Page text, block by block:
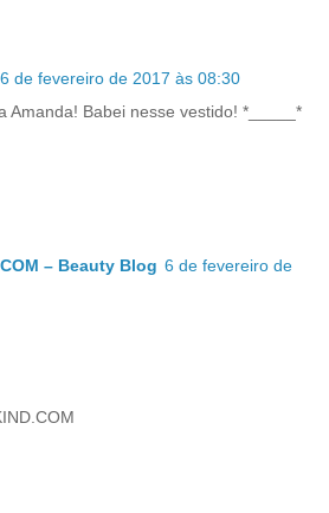
6 de fevereiro de 2017 às 08:30
Amanda! Babei nesse vestido! *_____*
– Beauty Blog 6 de fevereiro de